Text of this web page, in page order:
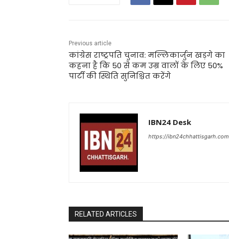
Previous article
कांग्रेस राष्ट्रपति चुनाव: मल्लिकार्जुन खड़गे का
कहना है कि 50 से कम उम्र वालों के लिए 50%
पार्टी की स्थिति सुनिश्चित करेंगे
IBN24 Desk
https://ibn24chhattisgarh.com
RELATED ARTICLES